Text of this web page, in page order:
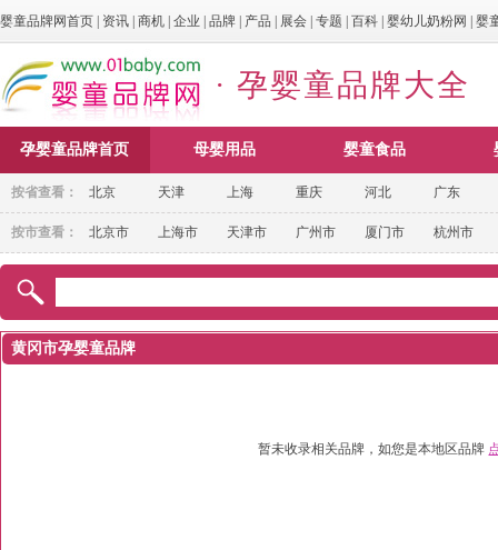
婴童品牌网首页 资讯 商机 企业 品牌 产品 展会 专题 百科 婴幼儿奶粉网 婴
· 孕婴童品牌大全
孕婴童品牌首页 母婴用品 婴童食品
北京 天津 上海 重庆 河北 广东
按省查看：
北京市 上海市 天津市 广州市 厦门市 杭州市
按市查看：
黄冈市孕婴童品牌
暂未收录相关品牌，如您是本地区品牌